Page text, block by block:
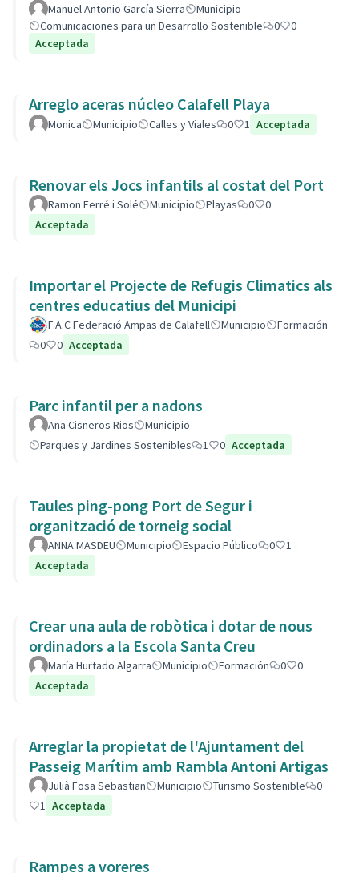
Manuel Antonio García Sierra
Municipio
Comunicaciones para un Desarrollo Sostenible
0
0
Acceptada
Arreglo aceras núcleo Calafell Playa
Monica Municipio Calles y Viales 0 1 Acceptada
Renovar els Jocs infantils al costat del Port
Ramon Ferré i Solé Municipio Playas 0
0
Acceptada
Importar el Projecte de Refugis Climatics als
centres educatius del Municipi
F.A.C Federació Ampas de Calafell Municipio
Formación
0
0 Acceptada
Parc infantil per a nadons
Ana Cisneros Rios
Municipio
Parques y Jardines Sostenibles
1 0 Acceptada
Taules ping-pong Port de Segur i
organització de torneig social
ANNA MASDEU Municipio Espacio Público 0
1
Acceptada
Crear una aula de robòtica i dotar de nous
ordinadors a la Escola Santa Creu
María Hurtado Algarra Municipio Formación 0
0
Acceptada
Arreglar la propietat de l'Ajuntament del
Passeig Marítim amb Rambla Antoni Artigas
Julià Fosa Sebastian Municipio Turismo Sostenible
0
1 Acceptada
Rampes a voreres